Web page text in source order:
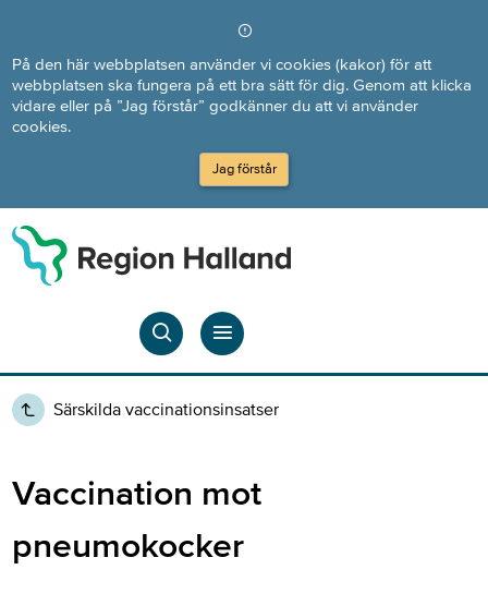
På den här webbplatsen använder vi cookies (kakor) för att
webbplatsen ska fungera på ett bra sätt för dig. Genom att klicka
vidare eller på ”Jag förstår” godkänner du att vi använder
cookies.
Jag förstår
Särskilda vaccinationsinsatser
Vaccination mot
pneumokocker